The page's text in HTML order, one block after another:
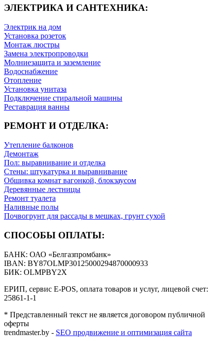
ЭЛЕКТРИКА И САНТЕХНИКА:
Электрик на дом
Установка розеток
Монтаж люстры
Замена электропроводки
Молниезащита и заземление
Водоснабжение
Отопление
Установка унитаза
Подключение стиральной машины
Реставрация ванны
РЕМОНТ И ОТДЕЛКА:
Утепление балконов
Демонтаж
Пол: выравнивание и отделка
Стены: штукатурка и выравнивание
Обшивка комнат вагонкой, блокзаусом
Деревянные лестницы
Ремонт туалета
Наливные полы
Почвогрунт для рассады в мешках, грунт сухой
СПОСОБЫ ОПЛАТЫ:
БАНК: ОАО «Белгазпромбанк»
IBAN: BY87OLMP30125000294870000933
БИК: OLMPBY2X
ЕРИП, сервис E-POS, оплата товаров и услуг, лицевой счет:
25861-1-1
* Представленный текст не является договором публичной
оферты
trendmaster.by - SEO продвижение и оптимизация сайта